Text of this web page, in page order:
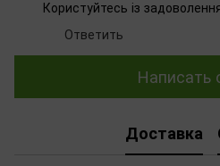
Користуйтесь із
Ответить
Написать
Доставка